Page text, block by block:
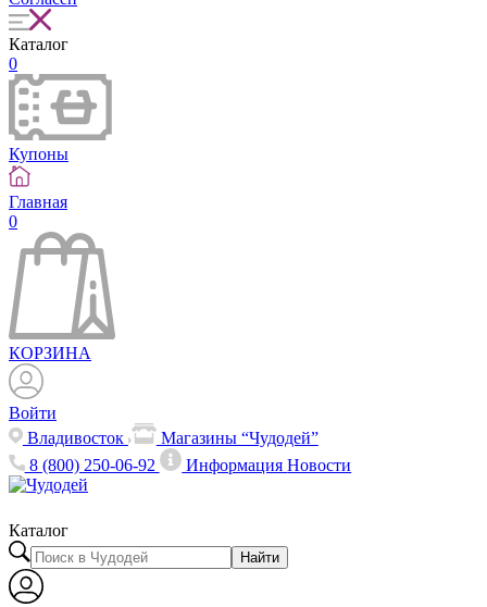
Каталог
0
Купоны
Главная
0
КОРЗИНА
Войти
Владивосток
Магазины “Чудодей”
8 (800) 250-06-92
ИнформацияНовости
Каталог
Найти